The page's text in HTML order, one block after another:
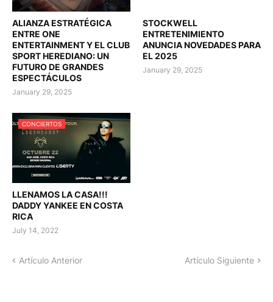
ALIANZA ESTRATÉGICA
ENTRE ONE
ENTERTAINMENT Y EL CLUB
SPORT HEREDIANO: UN
FUTURO DE GRANDES
ESPECTÁCULOS
January 29, 2025
STOCKWELL
ENTRETENIMIENTO
ANUNCIA NOVEDADES PARA
EL 2025
January 29, 2025
CONCIERTOS
LLENAMOS LA CASA!!!
DADDY YANKEE EN COSTA
RICA
July 14, 2022
Artículo Anterior Artículo Siguiente